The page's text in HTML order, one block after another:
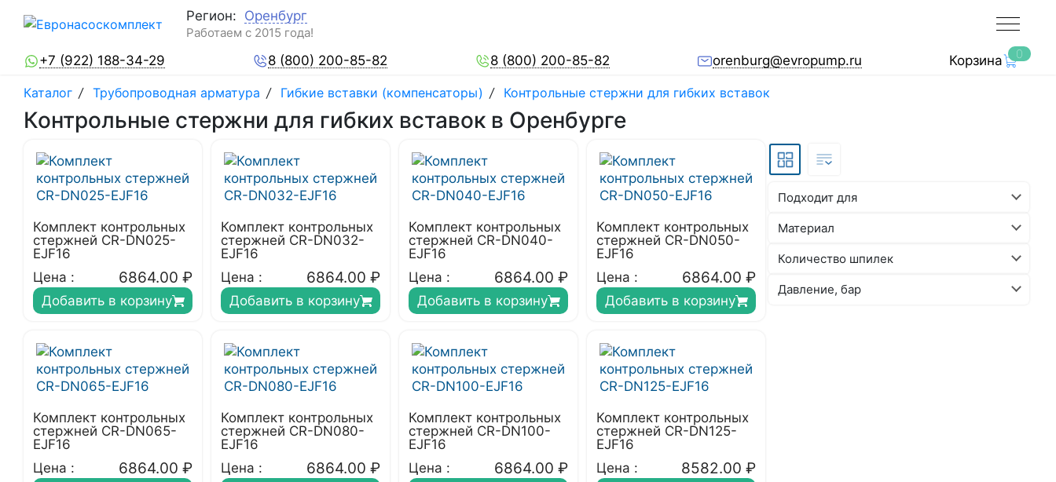
Регион: Оренбург
Работаем с 2015 года!
+7 (922) 188-34-29 8 (800) 200-85-82 8 (800) 200-85-82 orenburg@evropump.ru Корзина 0
Каталог / Трубопроводная арматура / Гибкие вставки (компенсаторы) / Контрольные стержни для гибких вставок
Контрольные стержни для гибких вставок в Оренбурге
Комплект контрольных
стержней CR-DN025-
EJF16
Цена :
6864.00 ₽
Добавить в корзину
Комплект контрольных
стержней CR-DN032-
EJF16
Цена :
6864.00 ₽
Добавить в корзину
Комплект контрольных
стержней CR-DN040-
EJF16
Цена :
6864.00 ₽
Добавить в корзину
Комплект контрольных
стержней CR-DN050-
EJF16
Цена :
6864.00 ₽
Добавить в корзину
Комплект контрольных
стержней CR-DN065-
EJF16
Цена :
6864.00 ₽
Комплект контрольных
стержней CR-DN080-
EJF16
Цена :
6864.00 ₽
Комплект контрольных
стержней CR-DN100-
EJF16
Цена :
6864.00 ₽
Комплект контрольных
стержней CR-DN125-
EJF16
Цена :
8582.00 ₽
Подходит для
Материал
Количество шпилек
Давление, бар